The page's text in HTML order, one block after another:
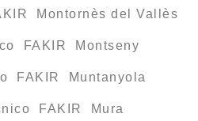
Montornès del Vallès
FAKIR Montseny
FAKIR Muntanyola
FAKIR Mura